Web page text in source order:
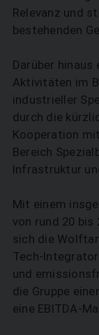
Relevanz und
bestehenden
Darüber
Aktivitäten im
industrieller
durch die
Kooperation
Bereich
Infrastruktur
Mit einem
von rund 20
sich die
Tech-
und
die Gruppe
eine EBITDA-